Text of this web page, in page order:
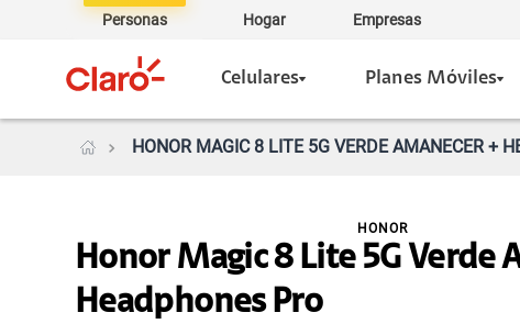
Personas Hogar Empresas
Celulares Planes Móviles
HONOR MAGIC 8 LITE 5G VERDE AMANECER +
Honor Magic 8 Lite 5G Verde
Headphones Pro
HONOR